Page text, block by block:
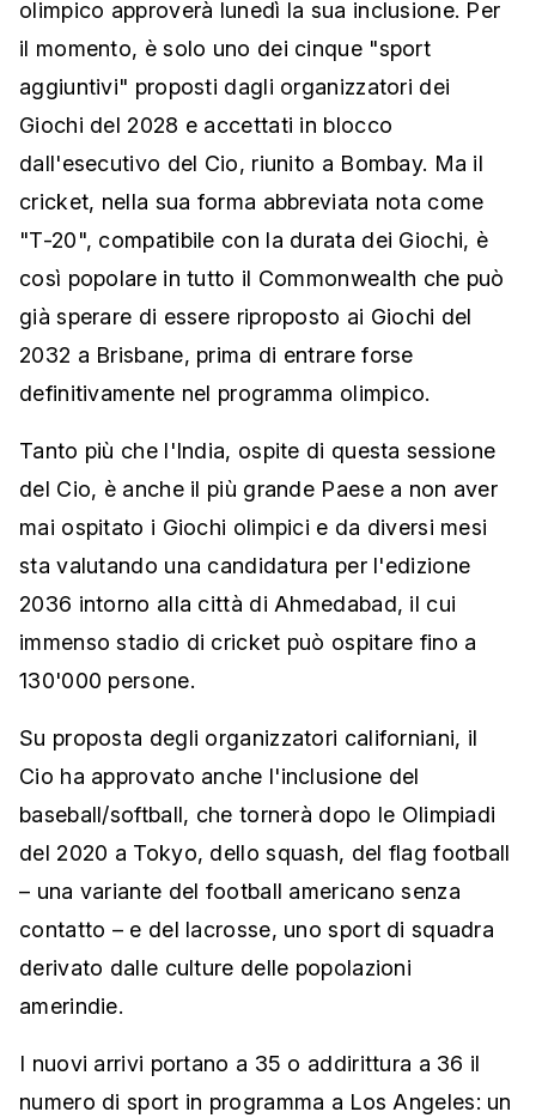
olimpico approverà lunedì la sua inclusione. Per
il momento, è solo uno dei cinque "sport
aggiuntivi" proposti dagli organizzatori dei
Giochi del 2028 e accettati in blocco
dall'esecutivo del Cio, riunito a Bombay. Ma il
cricket, nella sua forma abbreviata nota come
"T-20", compatibile con la durata dei Giochi, è
così popolare in tutto il Commonwealth che può
già sperare di essere riproposto ai Giochi del
2032 a Brisbane, prima di entrare forse
definitivamente nel programma olimpico.
Tanto più che l'India, ospite di questa sessione
del Cio, è anche il più grande Paese a non aver
mai ospitato i Giochi olimpici e da diversi mesi
sta valutando una candidatura per l'edizione
2036 intorno alla città di Ahmedabad, il cui
immenso stadio di cricket può ospitare fino a
130'000 persone.
Su proposta degli organizzatori californiani, il
Cio ha approvato anche l'inclusione del
baseball/softball, che tornerà dopo le Olimpiadi
del 2020 a Tokyo, dello squash, del flag football
– una variante del football americano senza
contatto – e del lacrosse, uno sport di squadra
derivato dalle culture delle popolazioni
amerindie.
I nuovi arrivi portano a 35 o addirittura a 36 il
numero di sport in programma a Los Angeles: un